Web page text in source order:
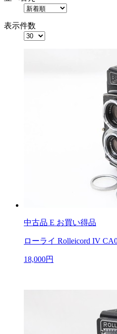
表示件数
中古品 E お買い得品
ローライ Rolleicord IV
18,000円